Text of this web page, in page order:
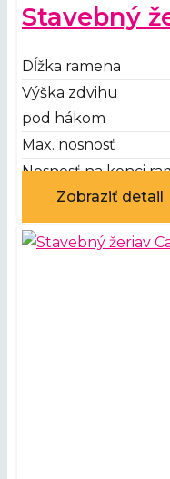
Stavebný
Dĺžka ramena
Výška zdvihu
pod hákom
Max. nosnosť
Nosnosť na konci
Zobraziť detail